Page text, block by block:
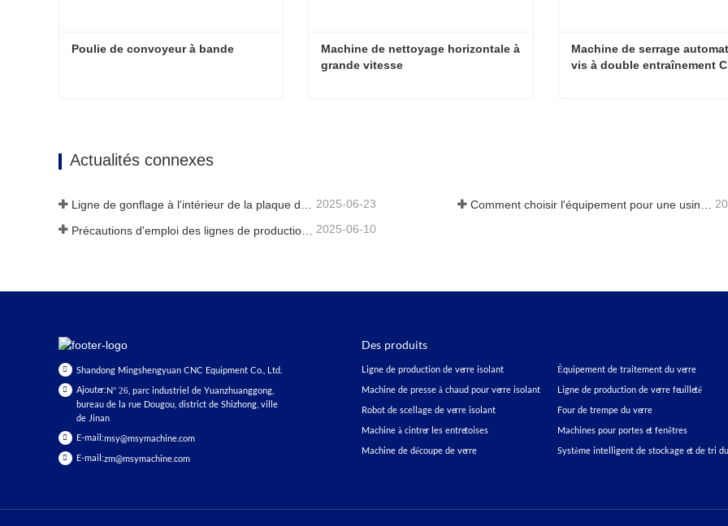
Poulie de convoyeur à bande
Machine de nettoyage horizontale à
grande vitesse
Machine de serrage
vis à double entraînement
Actualités connexes
Ligne de gonflage à l'intérieur de la plaque de verre creuse 2025-06-23 Comment choisir l'équipement pour une usine de vitrage isolant standard
2025-06-10
Shandong Mingshengyuan CNC Equipment Co., Ltd.
Ajouter:N° 26, parc industriel de Yuanzhuanggong,
bureau de la rue Dougou, district de Shizhong, ville
de Jinan
E-mail:msy@msymachine.com
E-mail:zm@msymachine.com
Des produits
Ligne de production de verre isolant
Machine de presse à chaud pour verre isolant
Robot de scellage de verre isolant
Machine à cintrer les entretoises
Machine de découpe de verre
Équipement de traitement du verre
Ligne de production de verre feuilleté
Four de trempe du verre
Machines pour portes et fenêtres
Système intelligent de stockage et de tri